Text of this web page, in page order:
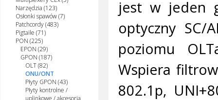
Narzędzia (123)
Osłonki spawów (7)
Patchcordy (483)
Pigtaile (71)
PON (225)
EPON (29)
GPON (187)
OLT (82)
ONU/ONT
Płyty GPON (43)
Płyty kontrolne /
jest w jeden
optyczny SC/
poziomu
Wspiera
802.1p,